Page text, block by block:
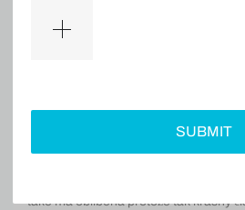
to už tak skvělé není. Například
nedá ani srovnat, odře se během pěti
malá do kapsy s baterií 18650.
než dostačující pro skoro jakékoliv
také má oblíbená protože tak krásný
SUBMIT